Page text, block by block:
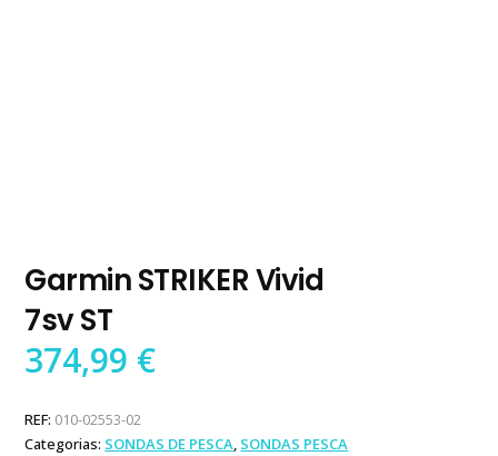
Garmin STRIKER Vivid
7sv ST
374,99 €
REF: 010-02553-02
Categorias: SONDAS DE PESCA, SONDAS PESCA